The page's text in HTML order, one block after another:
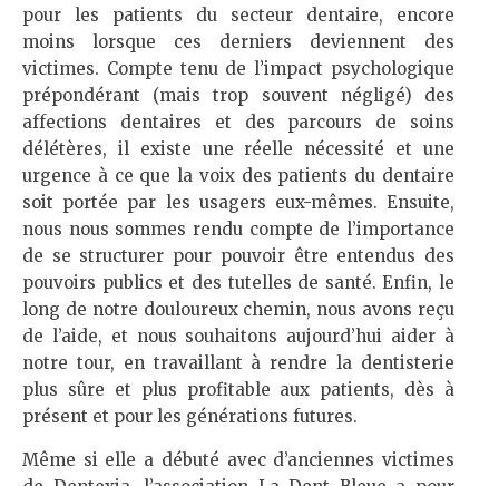
pour les patients du secteur dentaire, encore
moins lorsque ces derniers deviennent des
victimes. Compte tenu de l’impact psychologique
prépondérant (mais trop souvent négligé) des
affections dentaires et des parcours de soins
délétères, il existe une réelle nécessité et une
urgence à ce que la voix des patients du dentaire
soit portée par les usagers eux-mêmes. Ensuite,
nous nous sommes rendu compte de l’importance
de se structurer pour pouvoir être entendus des
pouvoirs publics et des tutelles de santé. Enfin, le
long de notre douloureux chemin, nous avons reçu
de l’aide, et nous souhaitons aujourd’hui aider à
notre tour, en travaillant à rendre la dentisterie
plus sûre et plus profitable aux patients, dès à
présent et pour les générations futures.
Même si elle a débuté avec d’anciennes victimes